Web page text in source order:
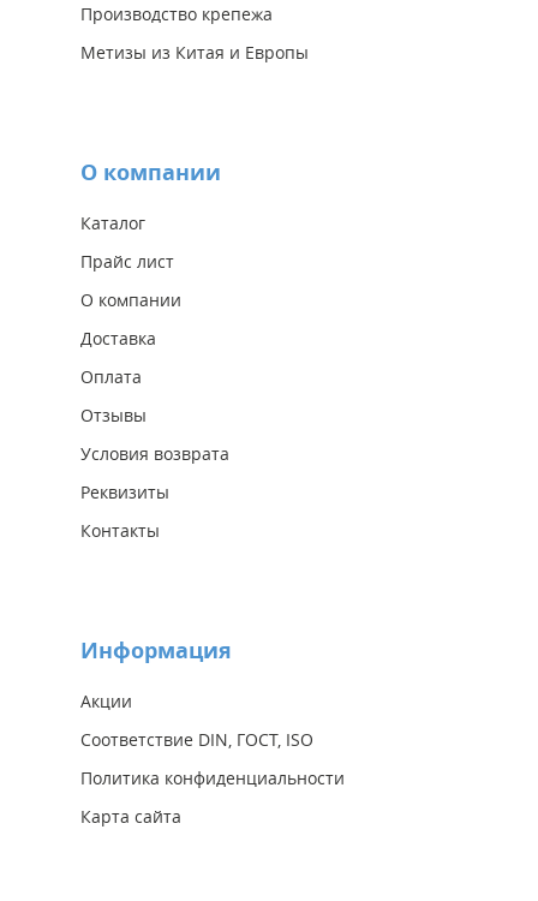
Производство крепежа
Метизы из Китая и Европы
О компании
Каталог
Прайс лист
О компании
Доставка
Оплата
Отзывы
Условия возврата
Реквизиты
Контакты
Информация
Акции
Соответствие DIN, ГОСТ, ISO
Политика конфиденциальности
Карта сайта